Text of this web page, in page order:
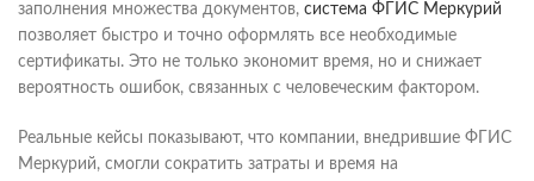
заполнения множества документов, система ФГИС Меркурий
позволяет быстро и точно оформлять все необходимые
сертификаты. Это не только экономит время, но и снижает
вероятность ошибок, связанных с человеческим фактором.
Реальные кейсы показывают, что компании, внедрившие ФГИС
Меркурий, смогли сократить затраты и время на